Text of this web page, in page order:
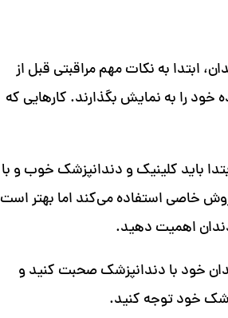
ابتدا به نکات مهم مراقبتی قبل از
خود را به نمایش بگذارند. کارهایی که
باید کلینیک و دندانپزشک خوب و با
روش خاصی استفاده می‌کند اما بهتر است
اهمیت دهید.
خود با دندانپزشک صحبت کنید و
خود توجه کنید.